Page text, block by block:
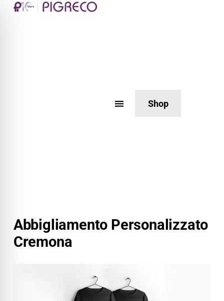
Shop
Abbigliamento Personalizzato
Cremona